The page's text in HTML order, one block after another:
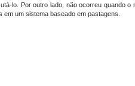
lo. Por outro lado, não ocorreu quando
um sistema baseado em pastagens.